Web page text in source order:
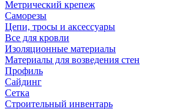
Метрический крепеж
Саморезы
Цепи, тросы и аксессуары
Все для кровли
Изоляционные материалы
Материалы для возведения стен
Профиль
Сайдинг
Сетка
Строительный инвентарь